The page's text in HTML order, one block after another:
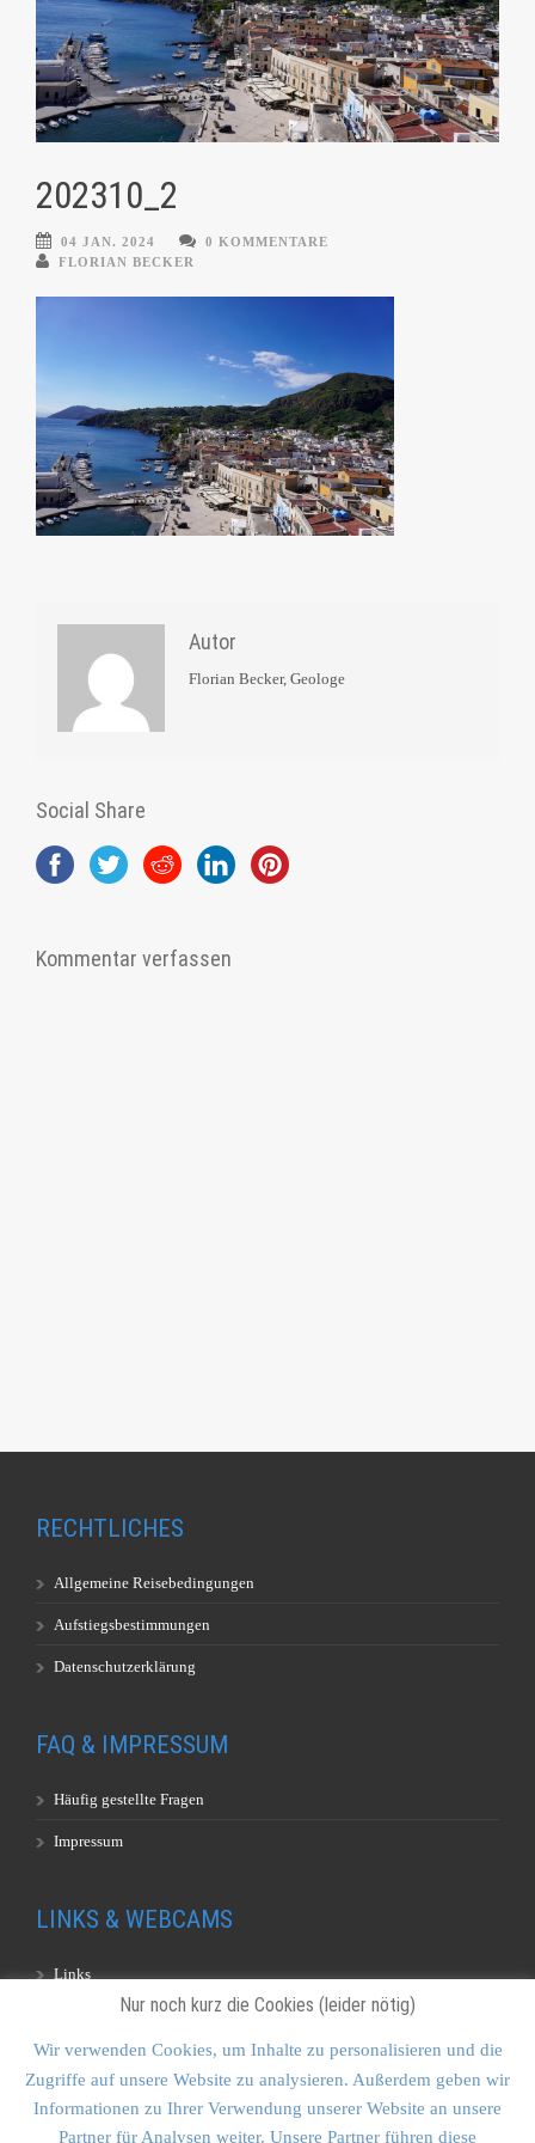
202310_2
04 JAN. 2024
0 KOMMENTARE
FLORIAN BECKER
Autor
Florian Becker, Geologe
Social Share
Kommentar verfassen
RECHTLICHES
Allgemeine Reisebedingungen
Aufstiegsbestimmungen
Datenschutzerklärung
FAQ & IMPRESSUM
Häufig gestellte Fragen
Impressum
LINKS & WEBCAMS
Links
KONTAKT & SITEMAP
Nur noch kurz die Cookies (leider nötig)
Wir verwenden Cookies, um Inhalte zu personalisieren und die
Zugriffe auf unsere Website zu analysieren. Außerdem geben wir
Informationen zu Ihrer Verwendung unserer Website an unsere
Partner für Analysen weiter. Unsere Partner führen diese